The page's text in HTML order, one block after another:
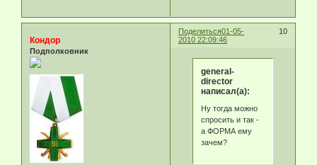
Поделиться 10
01-05-
2010 22:09:46
Кондор
Подполковник
general-
director
написал(а):
Ну тогда можно
спросить и так -
а ФОРМА ему
зачем?